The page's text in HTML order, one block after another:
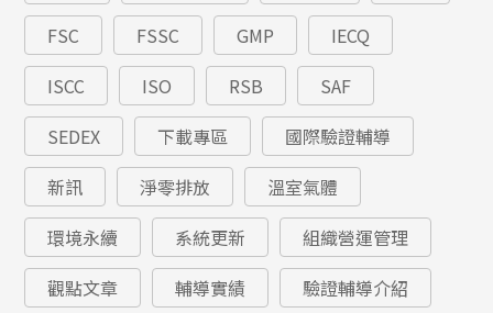
FSC
FSSC GMP
IECQ
ISCC
ISO RSB
SAF
SEDEX
下載專區
國際驗證輔導
新訊
淨零排放
溫室氣體
環境永續
系統更新
組織營運管理
觀點文章
輔導實績 驗證輔導介紹